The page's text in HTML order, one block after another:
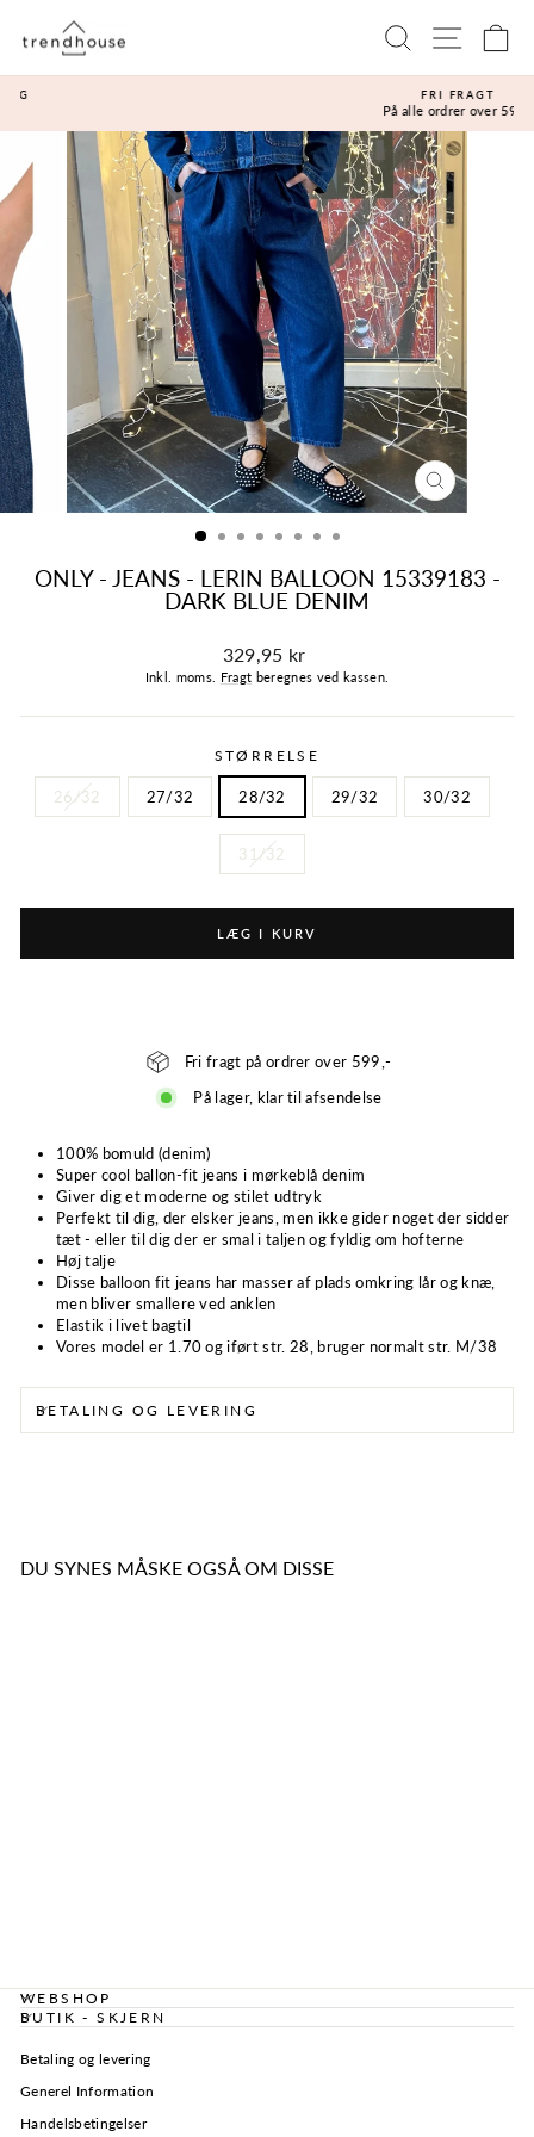
indhold
Søg
diasshow
på
pause
LUK
(ESC)
ONLY - JEANS - LERIN BALLOON 15339183 -
DARK BLUE DENIM
Normalpris
329,95 kr
Inkl. moms. Fragt beregnes ved kassen.
STØRRELSE
26/32 27/32 28/32 29/32 30/32
31/32
LÆG I KURV
Fri fragt på ordrer over 599,-
På lager, klar til afsendelse
100% bomuld (denim)
Super cool ballon-fit jeans i mørkeblå denim
Giver dig et moderne og stilet udtryk
Perfekt til dig, der elsker jeans, men ikke gider noget der sidder
tæt - eller til dig der er smal i taljen og fyldig om hofterne
Høj talje
Disse balloon fit jeans har masser af plads omkring lår og knæ,
men bliver smallere ved anklen
Elastik i livet bagtil
Vores model er 1.70 og iført str. 28, bruger normalt str. M/38
BETALING OG LEVERING
DU SYNES MÅSKE OGSÅ OM DISSE
WEBSHOP
BUTIK - SKJERN
Betaling og levering
Generel Information
Handelsbetingelser